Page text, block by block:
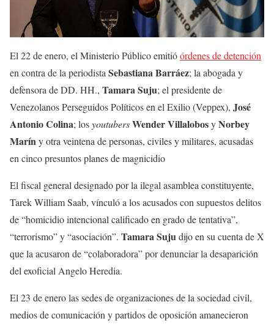
El 22 de enero, el Ministerio Público emitióórdenes de detención
en contra de la periodista Sebastiana Barráez; la abogada y
defensora de DD. HH., Tamara Suju; el presidente de
Venezolanos Perseguidos Políticos en el Exilio (Veppex), José
Antonio Colina; losyoutubersWender VillalobosyNorbey
Maríny otra veintena de personas, civiles y militares, acusadas
en cinco presuntos planes de magnicidio
El fiscal general designado por la ilegal asamblea constituyente,
Tarek William Saab, vínculó a los acusados con supuestos delitos
de “homicidio intencional calificado en grado de tentativa”,
“terrorismo” y “asociación”. Tamara Sujudijo en su cuenta de X
que la acusaron de “colaboradora” por denunciar la desaparición
del exoficial Angelo Heredia.
El 23 de enero las sedes de organizaciones de la sociedad civil,
medios de comunicación y partidos de oposición amanecieron